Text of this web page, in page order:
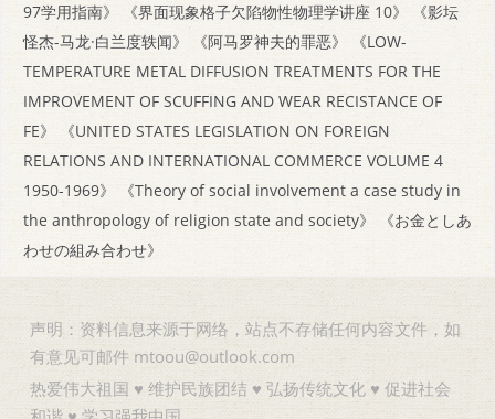
97学用指南》
《界面现象格子欠陷物性物理学讲座 10》
《影坛
怪杰-马龙·白兰度轶闻》
《阿马罗神夫的罪恶》
《LOW-
TEMPERATURE METAL DIFFUSION TREATMENTS FOR THE
IMPROVEMENT OF SCUFFING AND WEAR RECISTANCE OF
FE》
《UNITED STATES LEGISLATION ON FOREIGN
RELATIONS AND INTERNATIONAL COMMERCE VOLUME 4
1950-1969》
《Theory of social involvement a case study in
the anthropology of religion state and society》
《お金としあ
わせの組み合わせ》
声明：资料信息来源于网络，站点不存储任何内容文件，如
有意见可邮件 mtoou@outlook.com
热爱伟大祖国 ♥ 维护民族团结 ♥ 弘扬传统文化 ♥ 促进社会